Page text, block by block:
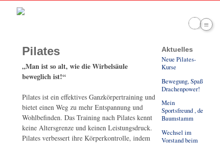
Willkommen auf der Website des
Turnverein Bad Schussenried
≡
Pilates
„Man ist so alt, wie die Wirbelsäule
beweglich ist!“
Pilates ist ein effektives Ganzkörpertraining und
bietet einen Weg zu mehr Entspannung und
Wohlbefinden. Das Training nach Pilates kennt
keine Altersgrenze und keinen Leistungsdruck.
Pilates verbessert ihre Körperkontrolle, indem
Aktuelles
Neue Pilates-
Kurse
Bewegung, Spaß,
Drachenpower!
Mein
Sportsfreund , der
Baumstamm
Wechsel im
Vorstand beim